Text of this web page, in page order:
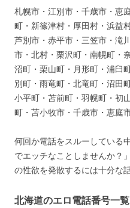
札幌市・江別市・千歳市・恵
町・新篠津村・厚田村・浜益
芦別市・赤平市・三笠市・滝
市・北村・栗沢町・南幌町・
沼町・栗山町・月形町・浦臼
別町・雨竜町・北竜町・沼田
小平町・苫前町・羽幌町・初
町・苫小牧市・千歳市・恵庭
何回か電話をスルーしている
でエッチなことしませんか？
の性欲を発散するには十分な話
北海道のエロ電話番号一覧